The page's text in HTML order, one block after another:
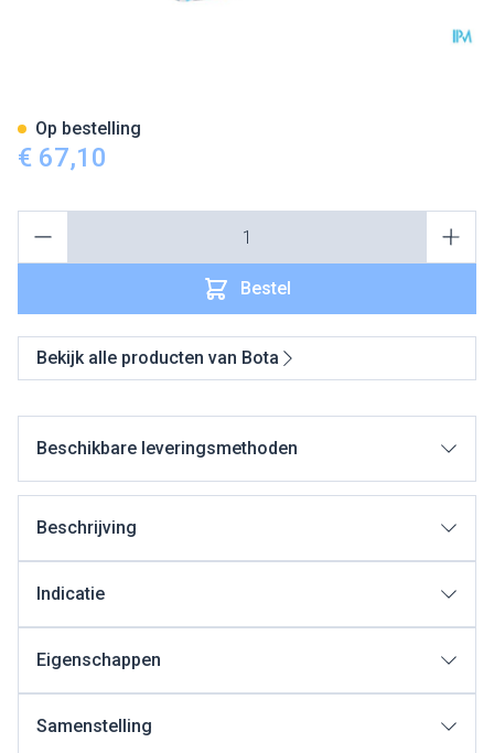
€ 67,10
Bestel
Op bestelling
Bekijk alle producten van Bota
Beschikbare leveringsmethoden
Beschrijving
Indicatie
Eigenschappen
Samenstelling